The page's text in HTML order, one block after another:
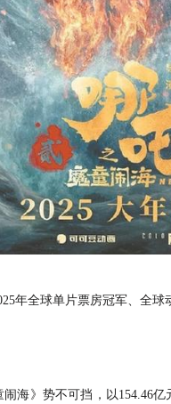
年全球单片票房冠军、全球
闹海》势不可挡，以154.46